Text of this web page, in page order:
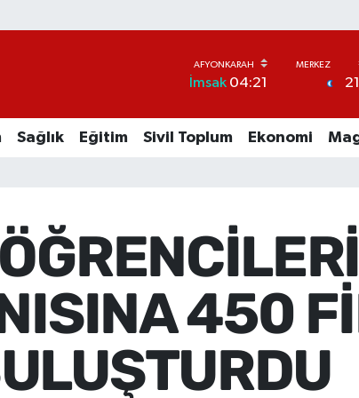
İmsak04:21 21
Sağlık Eğitim Sivil Toplum Ekonomi
450